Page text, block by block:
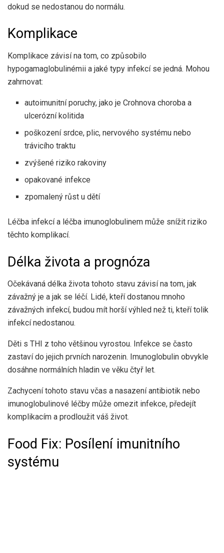
dokud se nedostanou do normálu.
Komplikace
Komplikace závisí na tom, co způsobilo
hypogamaglobulinémii a jaké typy infekcí se jedná. Mohou
zahrnovat:
autoimunitní poruchy, jako je Crohnova choroba a
ulcerózní kolitida
poškození srdce, plic, nervového systému nebo
trávicího traktu
zvýšené riziko rakoviny
opakované infekce
zpomalený růst u dětí
Léčba infekcí a léčba imunoglobulinem může snížit riziko
těchto komplikací.
Délka života a prognóza
Očekávaná délka života tohoto stavu závisí na tom, jak
závažný je a jak se léčí. Lidé, kteří dostanou mnoho
závažných infekcí, budou mít horší výhled než ti, kteří tolik
infekcí nedostanou.
Děti s THI z toho většinou vyrostou. Infekce se často
zastaví do jejich prvních narozenin. Imunoglobulin obvykle
dosáhne normálních hladin ve věku čtyř let.
Zachycení tohoto stavu včas a nasazení antibiotik nebo
imunoglobulinové léčby může omezit infekce, předejít
komplikacím a prodloužit váš život.
Food Fix: Posílení imunitního
systému